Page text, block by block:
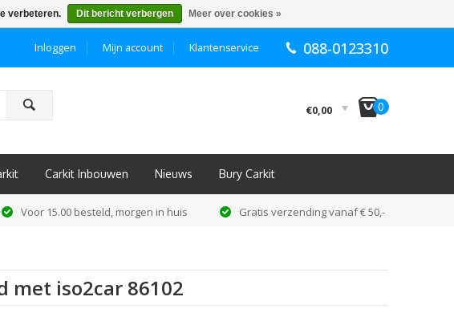
088-0123310
Klantenservice
Mijn account
Inloggen
ô €0,00 I0
Carkit Inbouwen Nieuws Bury Carkit
Voor 15.00 besteld, morgen in huis Gratis verzending vanaf € 50,-
met iso2car 86102
verbeteren. Dit bericht verbergen Meer over cookies »